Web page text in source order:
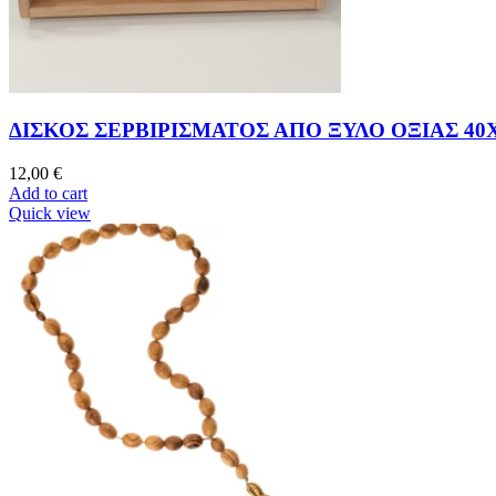
ΔΙΣΚΟΣ ΣΕΡΒΙΡΙΣΜΑΤΟΣ ΑΠΟ ΞΥΛΟ ΟΞΙΑΣ
12,00 €
Add to cart
Quick view